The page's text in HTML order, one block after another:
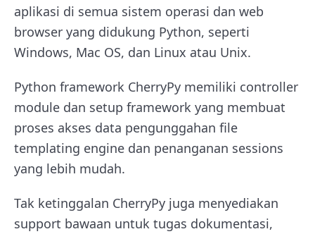
aplikasi di semua sistem operasi dan web
browser yang didukung Python, seperti
Windows, Mac OS, dan Linux atau Unix.
Python framework CherryPy memiliki controller
module dan setup framework yang membuat
proses akses data pengunggahan file
templating engine dan penanganan sessions
yang lebih mudah.
Tak ketinggalan CherryPy juga menyediakan
support bawaan untuk tugas dokumentasi,